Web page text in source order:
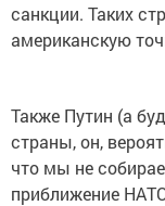
санкции. Таких
американскую
Также Путин (а
страны, он,
что мы не
приближение